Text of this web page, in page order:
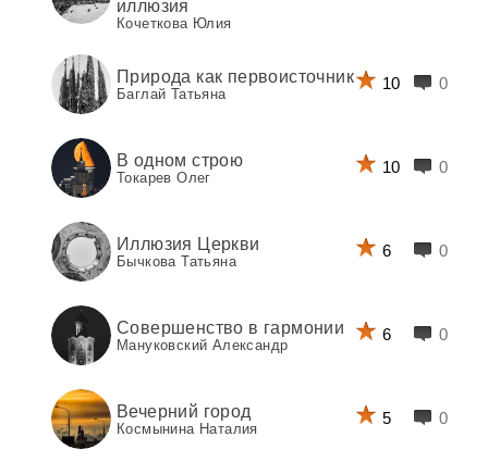
иллюзия
Кочеткова Юлия
Природа как первоисточник
Баглай Татьяна
10 0
В одном строю
Токарев Олег
10 0
Иллюзия Церкви
Бычкова Татьяна
6 0
Совершенство в гармонии
Мануковский Александр
6 0
Вечерний город
Космынина Наталия
5 0